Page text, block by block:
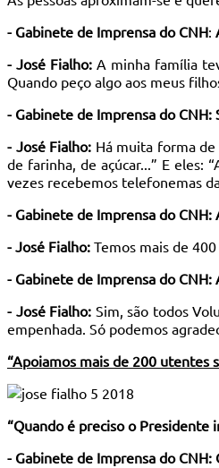
- Gabinete de Imprensa do CNH:
- José Fialho: A minha família
Quando peço algo aos meus
- Gabinete de Imprensa do CNH:
- José Fialho: Há muita forma
de farinha, de açúcar...” E eles:
vezes recebemos telefonemas
- Gabinete de Imprensa do
- José Fialho: Temos mais de
- Gabinete de Imprensa do
- José Fialho: Sim, são todos
empenhada. Só podemos
“Apoiamos mais de 200 utentes
“Quando é preciso o Presidente
- Gabinete de Imprensa do CNH: